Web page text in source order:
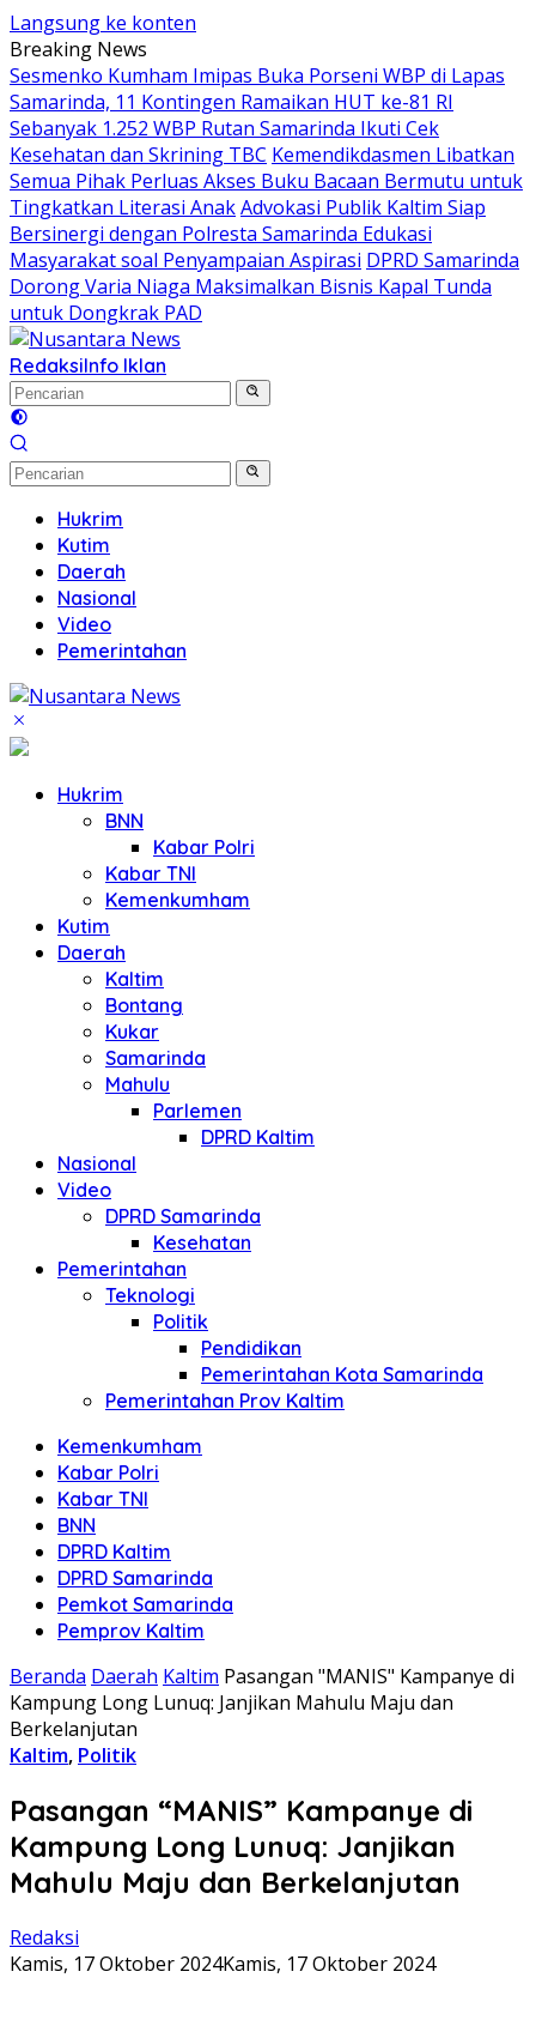
Langsung ke konten
Breaking News
Sesmenko Kumham Imipas Buka Porseni WBP di Lapas
Samarinda, 11 Kontingen Ramaikan HUT ke-81 RI
Sebanyak 1.252 WBP Rutan Samarinda Ikuti Cek
Kesehatan dan Skrining TBC Kemendikdasmen Libatkan
Semua Pihak Perluas Akses Buku Bacaan Bermutu untuk
Tingkatkan Literasi AnakAdvokasi Publik Kaltim Siap
Bersinergi dengan Polresta Samarinda Edukasi
Masyarakat soal Penyampaian Aspirasi DPRD Samarinda
Dorong Varia Niaga Maksimalkan Bisnis Kapal Tunda
untuk Dongkrak PAD
RedaksiInfo Iklan
Hukrim
Kutim
Daerah
Nasional
Video
Pemerintahan
Hukrim
BNN
Kabar Polri
Kabar TNI
Kemenkumham
Kutim
Daerah
Kaltim
Bontang
Kukar
Samarinda
Mahulu
Parlemen
DPRD Kaltim
Nasional
Video
DPRD Samarinda
Kesehatan
Pemerintahan
Teknologi
Politik
Pendidikan
Pemerintahan Kota Samarinda
Pemerintahan Prov Kaltim
Kemenkumham
Kabar Polri
Kabar TNI
BNN
DPRD Kaltim
DPRD Samarinda
Pemkot Samarinda
Pemprov Kaltim
Beranda Daerah Kaltim Pasangan "MANIS" Kampanye di
Kampung Long Lunuq: Janjikan Mahulu Maju dan
Berkelanjutan
Kaltim, Politik
Pasangan “MANIS” Kampanye di
Kampung Long Lunuq: Janjikan
Mahulu Maju dan Berkelanjutan
Redaksi
Kamis, 17 Oktober 2024Kamis, 17 Oktober 2024